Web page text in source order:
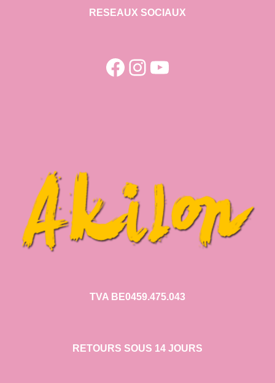
RESEAUX SOCIAUX
Facebook
Instagram
YouTube
TVA BE0459.475.043
RETOURS SOUS 14 JOURS